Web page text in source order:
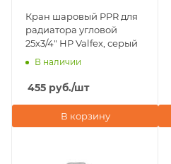
Кран шаровый PPR для
радиатора угловой
25х3/4" НР Valfex, серый
В наличии
455 руб./шт
В корзину